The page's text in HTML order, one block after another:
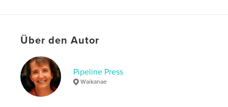
Seitenanzahl: 424
Softcover: 9798317523763
Veröffentlichungsdatum:März 20, 2025
SpracheEnglish
Über den Autor
Pipeline Press
Waikanae